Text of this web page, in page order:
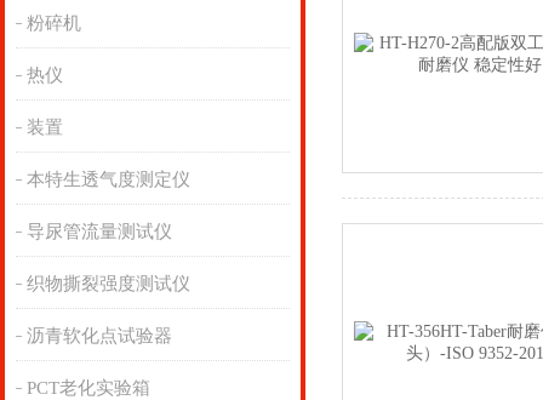
粉碎机
热仪
装置
本特生透气度测定仪
导尿管流量测试仪
织物撕裂强度测试仪
沥青软化点试验器
PCT老化实验箱